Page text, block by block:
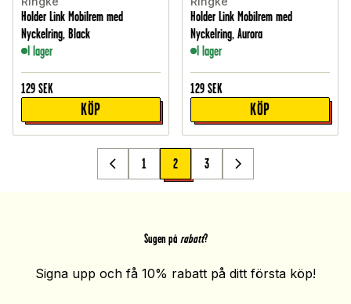
Holder Link Mobilrem med
Nyckelring, Black
I lager
129 SEK
KÖP
Holder Link Mobilrem med
Nyckelring, Aurora
I lager
129 SEK
KÖP
1 2 3
Sugen på rabatt?
Signa upp och få 10% rabatt på ditt första köp!